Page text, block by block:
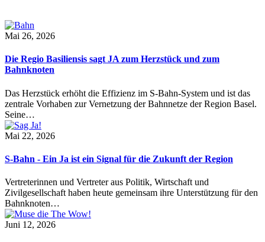
Mai 26, 2026
Die Regio Basiliensis sagt JA zum Herzstück und zum
Bahnknoten
Das Herzstück erhöht die Effizienz im S-Bahn-System und ist das
zentrale Vorhaben zur Vernetzung der Bahnnetze der Region Basel.
Seine…
Mai 22, 2026
S-Bahn - Ein Ja ist ein Signal für die Zukunft der Region
Vertreterinnen und Vertreter aus Politik, Wirtschaft und
Zivilgesellschaft haben heute gemeinsam ihre Unterstützung für den
Bahnknoten…
Juni 12, 2026